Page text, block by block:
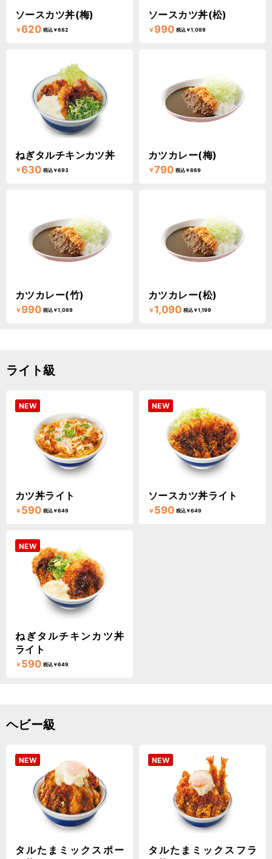
ソースカツ丼(梅)
￥620 税込￥682
ソースカツ丼(松)
￥ 990 税込￥1,089
ねぎタルチキンカツ丼
￥630 税込￥693
カツカレー(梅)
￥790 税込￥869
カツカレー(竹)
￥ 990 税込￥1,089
カツカレー(松)
￥1,090 税込￥1,199
ライト級
NEW
カツ丼ライト
￥ 590 税込￥649
NEW
ソースカツ丼ライト
￥ 590 税込￥649
NEW
ねぎタルチキンカツ丼
ライト
￥ 590 税込￥649
ヘビー級
NEW
タルたまミックスポー
NEW
タルたまミックスフラ